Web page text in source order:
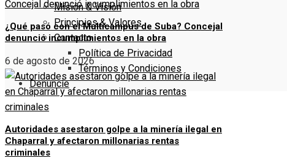
Misión & Visión
Principios & Valores
Contacto
Política de Privacidad
Términos y Condiciones
Denuncie
¿Qué pasó con el Multicampus de Suba? Concejal
denunció incumplimientos en la obra
6 de agosto de 2026
Autoridades asestaron golpe a la minería ilegal en
Chaparral y afectaron millonarias rentas
criminales